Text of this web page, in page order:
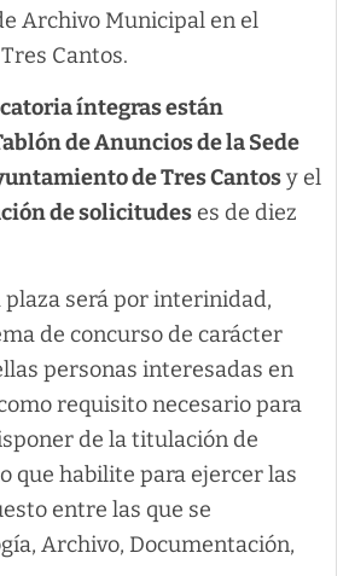
Archivo Municipal en el
Cantos.
íntegras están
de Anuncios de la Sede
de Tres Cantosy el
de solicitudes es de diez
plaza será por interinidad,
de concurso de carácter
personas interesadas en
requisito necesario para
de la titulación de
que habilite para ejercer las
entre las que se
Archivo, Documentación,